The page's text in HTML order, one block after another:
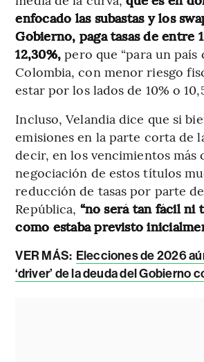
enfocado las subastas y los
Gobierno, paga tasas de entre
12,30%,pero que “para un país
Colombia, con menor riesgo
estar por los lados de 10% o
Incluso, Velandia dice que si
emisiones en la parte corta de
decir, en los vencimientos más
negociación de estos títulos
reducción de tasas por parte
República, “no será tan fácil ni
como estaba previsto
VER MÁS: Elecciones de 2026
‘driver’ de la deuda del Gobierno